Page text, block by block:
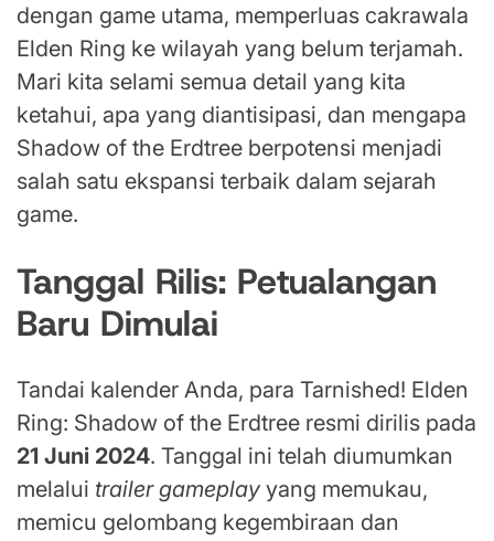
dengan game utama, memperluas cakrawala
Elden Ring ke wilayah yang belum terjamah.
Mari kita selami semua detail yang kita
ketahui, apa yang diantisipasi, dan mengapa
Shadow of the Erdtree berpotensi menjadi
salah satu ekspansi terbaik dalam sejarah
game.
Tanggal Rilis: Petualangan
Baru Dimulai
Tandai kalender Anda, para Tarnished! Elden
Ring: Shadow of the Erdtree resmi dirilis pada
21 Juni 2024. Tanggal ini telah diumumkan
melalui trailer gameplay yang memukau,
memicu gelombang kegembiraan dan